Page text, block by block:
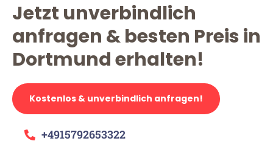
Jetzt unverbindlich
anfragen & besten Preis in
Dortmund erhalten!
Kostenlos & unverbindlich anfragen!
+4915792653322